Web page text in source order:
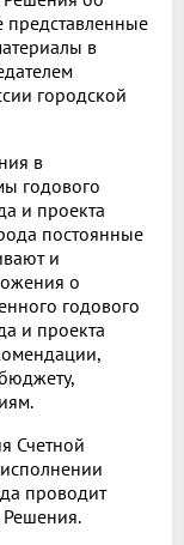
представленные
в
городской
в
годового
и проекта
постоянные
и
о
годового
и проекта
Счетной
проводит
Решения.